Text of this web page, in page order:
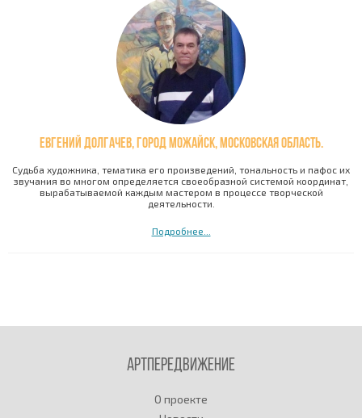
Евгений Долгачев, город Можайск, Московская область.
Судьба художника, тематика его произведений, тональность и пафос их
звучания во многом определяется своеобразной системой координат,
вырабатываемой каждым мастером в процессе творческой
деятельности.
Подробнее...
Артпередвижение
О проекте